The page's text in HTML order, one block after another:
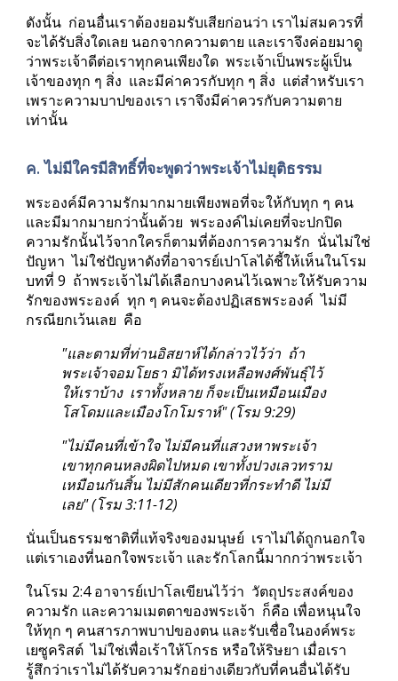
ดังนั้น  ก่อนอื่นเราต้องยอมรับเสียก่อนว่า เราไม่สมควรที่
จะได้รับสิ่งใดเลย นอกจากความตาย และเราจึงค่อยมาดู
ว่าพระเจ้าดีต่อเราทุกคนเพียงใด  พระเจ้าเป็นพระผู้เป็น
เจ้าของทุก ๆ สิ่ง  และมีค่าควรกับทุก ๆ สิ่ง  แต่สำหรับเรา
เพราะความบาปของเรา เราจึงมีค่าควรกับความตาย
เท่านั้น
ค. ไม่มีใครมีสิทธิ์ที่จะพูดว่าพระเจ้าไม่ยุติธรรม
พระองค์มีความรักมากมายเพียงพอที่จะให้กับทุก ๆ คน
และมีมากมายกว่านั้นด้วย  พระองค์ไม่เคยที่จะปกปิด
ความรักนั้นไว้จากใครก็ตามที่ต้องการความรัก  นั่นไม่ใช่
ปัญหา  ไม่ใช่ปัญหาดังที่อาจารย์เปาโลได้ชี้ให้เห็นในโรม
บทที่ 9  ถ้าพระเจ้าไม่ได้เลือกบางคนไว้เฉพาะให้รับความ
รักของพระองค์  ทุก ๆ คนจะต้องปฏิเสธพระองค์  ไม่มี
กรณียกเว้นเลย  คือ
"และตามที่ท่านอิสยาห์ได้กล่าวไว้ว่า  ถ้า
พระเจ้าจอมโยธา มิได้ทรงเหลือพงศ์พันธุ์ไว้
ให้เราบ้าง  เราทั้งหลาย ก็จะเป็นเหมือนเมือง
โสโดมและเมืองโกโมราห์" (โรม 9:29)
"ไม่มีคนที่เข้าใจ ไม่มีคนที่แสวงหาพระเจ้า
เขาทุกคนหลงผิดไปหมด เขาทั้งปวงเลวทราม
เหมือนกันสิ้น ไม่มีสักคนเดียวที่กระทำดี ไม่มี
เลย" (โรม 3:11-12)
นั่นเป็นธรรมชาติที่แท้จริงของมนุษย์  เราไม่ได้ถูกนอกใจ
แต่เราเองที่นอกใจพระเจ้า และรักโลกนี้มากกว่าพระเจ้า
ในโรม 2:4 อาจารย์เปาโลเขียนไว้ว่า  วัตถุประสงค์ของ
ความรัก และความเมตตาของพระเจ้า  ก็คือ เพื่อหนุนใจ
ให้ทุก ๆ คนสารภาพบาปของตน และรับเชื่อในองค์พระ
เยซูคริสต์  ไม่ใช่เพื่อเร้าให้โกรธ หรือให้ริษยา เมื่อเรา
รู้สึกว่าเราไม่ได้รับความรักอย่างเดียวกับที่คนอื่นได้รับ